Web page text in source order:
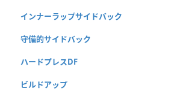
インナーラップサイドバック
守備的サイドバック
ハードプレスDF
ビルドアップ